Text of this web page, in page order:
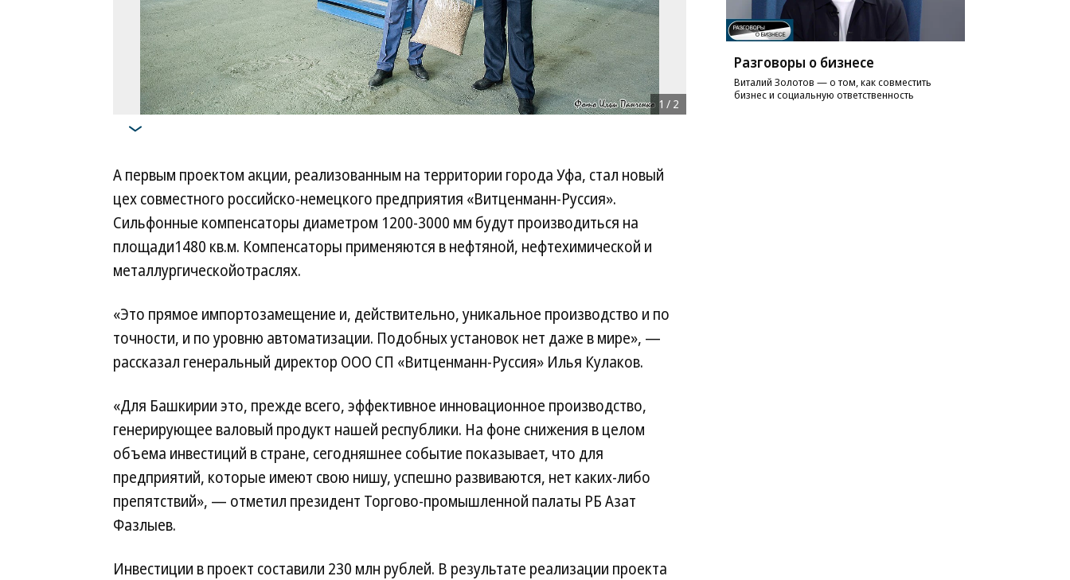
1 / 2
А первым проектом акции, реализованным на территории города Уфа, стал новый
цех совместного российско-немецкого предприятия «Витценманн-Руссия».
Сильфонные компенсаторы диаметром 1200-3000 мм будут производиться на
площади1480 кв.м. Компенсаторы применяются в нефтяной, нефтехимической и
металлургическойотраслях.
«Это прямое импортозамещение и, действительно, уникальное производство и по
точности, и по уровню автоматизации. Подобных установок нет даже в мире», —
рассказал генеральный директор ООО СП «Витценманн-Руссия» Илья Кулаков.
«Для Башкирии это, прежде всего, эффективное инновационное производство,
генерирующее валовый продукт нашей республики. На фоне снижения в целом
объема инвестиций в стране, сегодняшнее событие показывает, что для
предприятий, которые имеют свою нишу, успешно развиваются, нет каких-либо
препятствий», — отметил президент Торгово-промышленной палаты РБ Азат
Фазлыев.
Инвестиции в проект составили 230 млн рублей. В результате реализации проекта
Разговоры о бизнесе
Виталий Золотов — о том, как совместить
бизнес и социальную ответственность